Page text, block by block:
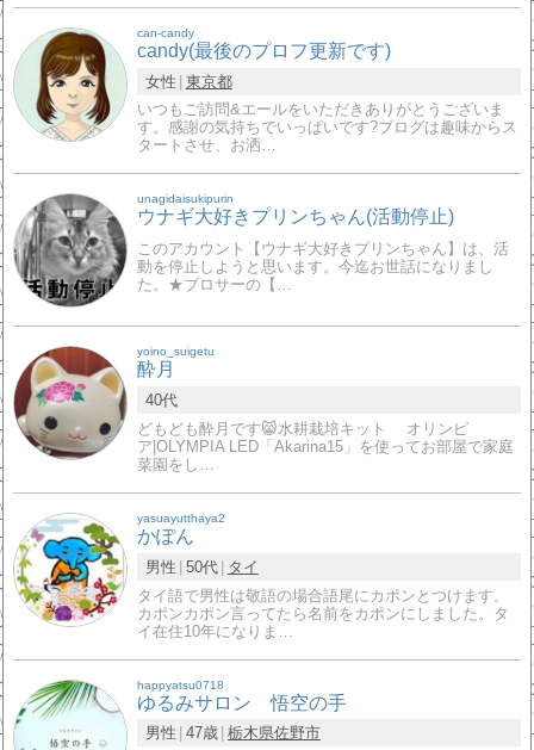
can-candy
candy(最後のプロフ更新です)
女性 東京都
いつもご訪問&エールをいただきありがとうございま
す。感謝の気持ちでいっぱいです?ブログは趣味からス
タートさせ、お洒…
unagidaisukipurin
ウナギ大好きプリンちゃん(活動停止)
このアカウント【ウナギ大好きプリンちゃん】は、活
動を停止しようと思います。今迄お世話になりまし
た。★ブロサーの【…
yoino_suigetu
酔月
40代
どもども酔月です😸水耕栽培キット オリンピ
ア|OLYMPIA LED「Akarina15」を使ってお部屋で家庭
菜園をし…
yasuayutthaya2
かぽん
男性 50代
タイ
タイ語で男性は敬語の場合語尾にカポンとつけます。
カポンカポン言ってたら名前をカポンにしました。タ
イ在住10年になりま…
happyatsu0718
ゆるみサロン 悟空の手
男性 47歳 栃木県佐野市